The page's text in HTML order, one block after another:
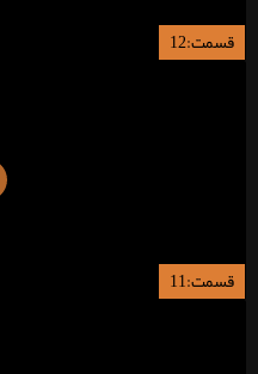
قسمت:12
قسمت:11